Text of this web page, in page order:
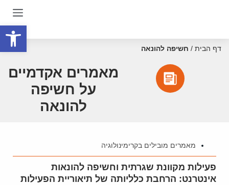
דף הבית / חשיפה להונאה
מאמרים אקדמיים
על חשיפה
להונאה
מאמרים מובילים בקרימינולוגיה
פעילות מקוונת שגרתית וחשיפה להונאות
אינטרנט: הרחבת כלליותה של תיאוריית הפעילות
פתח